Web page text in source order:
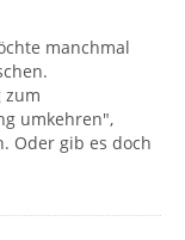
manchmal
zum
umkehren",
Oder gib es doch